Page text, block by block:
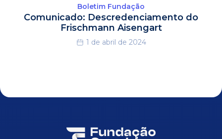
Boletim Fundação
Comunicado: Descredenciamento do
Frischmann Aisengart
1 de abril de 2024